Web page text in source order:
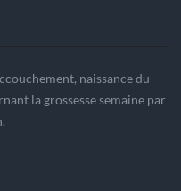
naissance du
la grossesse semaine par